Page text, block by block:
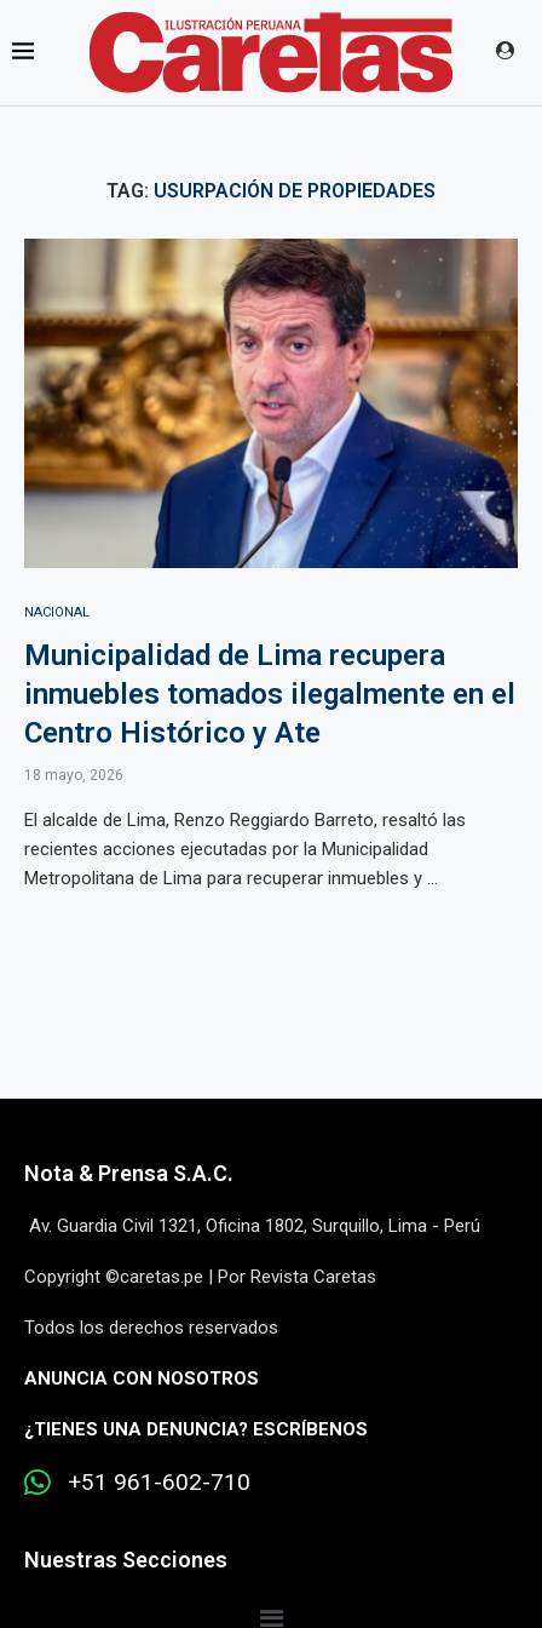
TAG: USURPACIÓN DE PROPIEDADES
NACIONAL
Municipalidad de Lima recupera
inmuebles tomados ilegalmente en el
Centro Histórico y Ate
18 mayo, 2026
El alcalde de Lima, Renzo Reggiardo Barreto, resaltó las
recientes acciones ejecutadas por la Municipalidad
Metropolitana de Lima para recuperar inmuebles y ...
Nota & Prensa S.A.C.
Av. Guardia Civil 1321, Oficina 1802, Surquillo, Lima - Perú
Copyright ©caretas.pe | Por Revista Caretas
Todos los derechos reservados
ANUNCIA CON NOSOTROS
¿TIENES UNA DENUNCIA? ESCRÍBENOS
+51 961-602-710
Nuestras Secciones